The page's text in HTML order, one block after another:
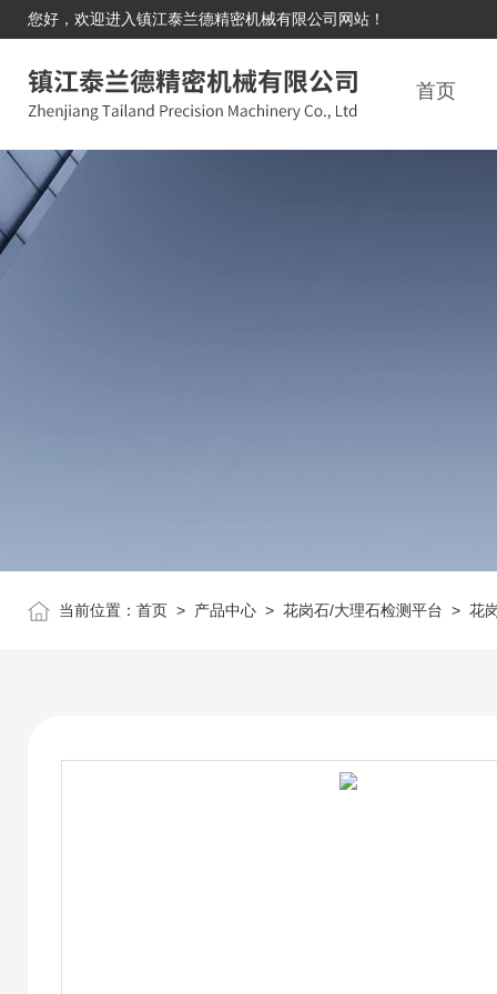
您好，欢迎进入镇江泰兰德精密机械有限公司网站！
首页
当前位置： 首页 > 产品中心 > 花岗石/大理石检测平台 > 花